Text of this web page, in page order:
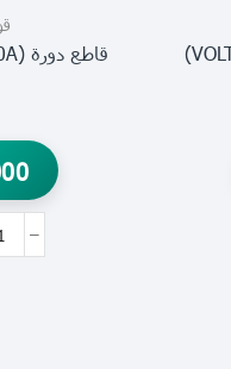
قاطع دورة (3P-250A)(HYUNDAI)